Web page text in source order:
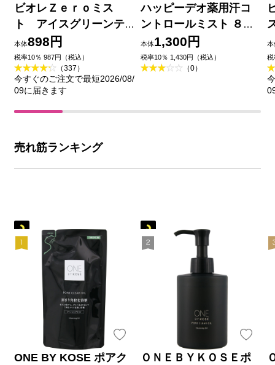
ビオレＺｅｒｏミス
ト アイスグリーンテ
ィーの香り ６０ｍＬ 花
王
本体898円
税率10％ 987円（税込）
（337）
今すぐのご注文で最短2026/08/
09に届きます
ハッピーデオ薬用汗コ
ントロールミスト ８０
ｍｌ マンダム (医薬部外
品)
本体1,300円
税率10％ 1,430円（税込）
（0）
本
税
売れ筋ランキング
ONE BY KOSE ポアク
ＯＮＥＢＹＫＯＳＥポ